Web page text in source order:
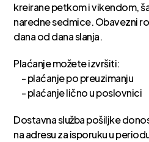
kreirane petkom i vikendom,
naredne sedmice. Obavezni
dana od dana slanja.
Plaćanje možete izvršiti:
- plaćanje po preuzimanju
- plaćanje lično u poslovnici
Dostavna služba pošiljke
na adresu za isporuku u